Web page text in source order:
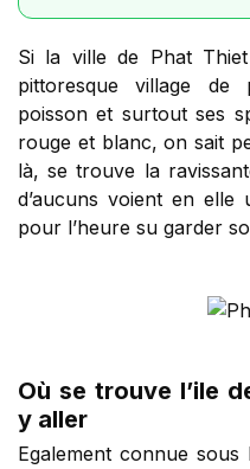
Si la ville de Phat
pittoresque village
poisson et surtout ses
rouge et blanc, on sait
là, se trouve la
d’aucuns voient en
pour l’heure su garder
Où se trouve l’ile
y aller
Egalement connue